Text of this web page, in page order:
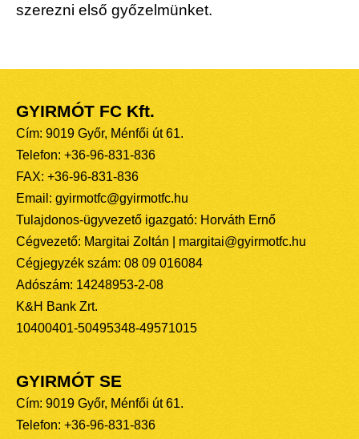
szerezni első győzelmünket.
GYIRMÓT FC Kft.
Cím: 9019 Győr, Ménfői út 61.
Telefon: +36-96-831-836
FAX: +36-96-831-836
Email: gyirmotfc@gyirmotfc.hu
Tulajdonos-ügyvezető igazgató: Horváth Ernő
Cégvezető: Margitai Zoltán | margitai@gyirmotfc.hu
Cégjegyzék szám: 08 09 016084
Adószám: 14248953-2-08
K&H Bank Zrt.
10400401-50495348-49571015
GYIRMÓT SE
Cím: 9019 Győr, Ménfői út 61.
Telefon: +36-96-831-836